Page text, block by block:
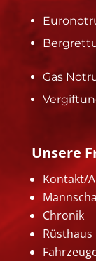
Gas
Unsere
Kontakt/
Chronik
Rüsthaus